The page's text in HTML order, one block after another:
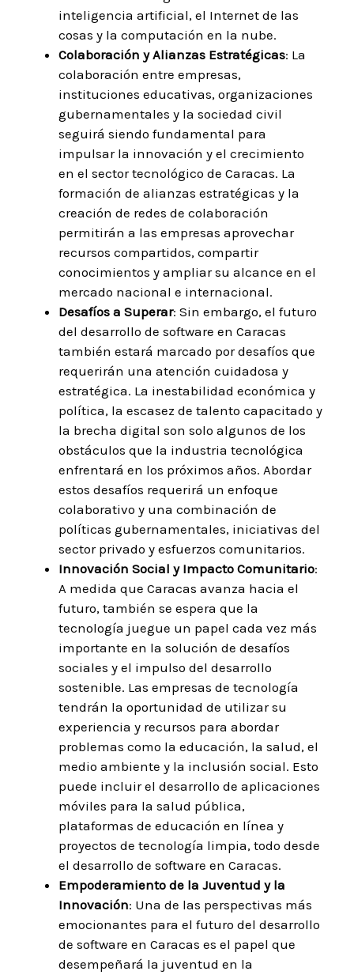
inteligencia artificial, el Internet de las
cosas y la computación en la nube.
Colaboración y Alianzas Estratégicas: La
colaboración entre empresas,
instituciones educativas, organizaciones
gubernamentales y la sociedad civil
seguirá siendo fundamental para
impulsar la innovación y el crecimiento
en el sector tecnológico de Caracas. La
formación de alianzas estratégicas y la
creación de redes de colaboración
permitirán a las empresas aprovechar
recursos compartidos, compartir
conocimientos y ampliar su alcance en el
mercado nacional e internacional.
Desafíos a Superar: Sin embargo, el futuro
del desarrollo de software en Caracas
también estará marcado por desafíos que
requerirán una atención cuidadosa y
estratégica. La inestabilidad económica y
política, la escasez de talento capacitado y
la brecha digital son solo algunos de los
obstáculos que la industria tecnológica
enfrentará en los próximos años. Abordar
estos desafíos requerirá un enfoque
colaborativo y una combinación de
políticas gubernamentales, iniciativas del
sector privado y esfuerzos comunitarios.
Innovación Social y Impacto Comunitario:
A medida que Caracas avanza hacia el
futuro, también se espera que la
tecnología juegue un papel cada vez más
importante en la solución de desafíos
sociales y el impulso del desarrollo
sostenible. Las empresas de tecnología
tendrán la oportunidad de utilizar su
experiencia y recursos para abordar
problemas como la educación, la salud, el
medio ambiente y la inclusión social. Esto
puede incluir el desarrollo de aplicaciones
móviles para la salud pública,
plataformas de educación en línea y
proyectos de tecnología limpia, todo desde
el desarrollo de software en Caracas.
Empoderamiento de la Juventud y la
Innovación: Una de las perspectivas más
emocionantes para el futuro del desarrollo
de software en Caracas es el papel que
desempeñará la juventud en la